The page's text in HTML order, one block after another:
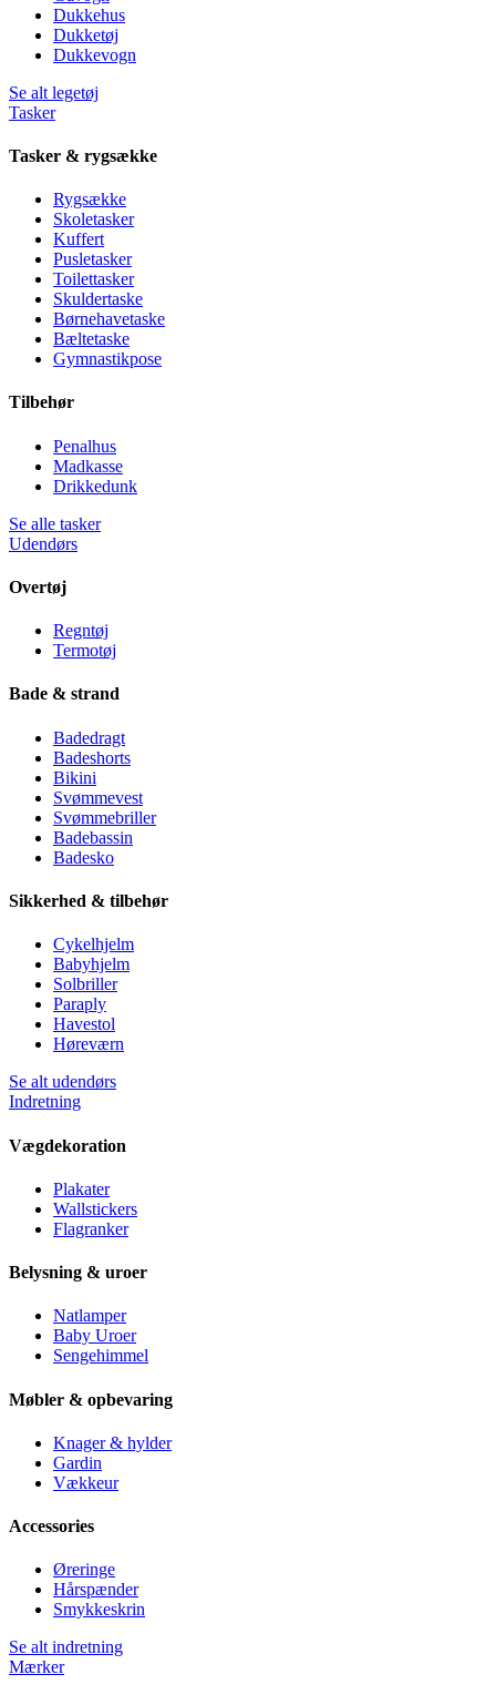
Dukkehus
Dukketøj
Dukkevogn
Se alt legetøj
Tasker
Tasker & rygsække
Rygsække
Skoletasker
Kuffert
Pusletasker
Toilettasker
Skuldertaske
Børnehavetaske
Bæltetaske
Gymnastikpose
Tilbehør
Penalhus
Madkasse
Drikkedunk
Se alle tasker
Udendørs
Overtøj
Regntøj
Termotøj
Bade & strand
Badedragt
Badeshorts
Bikini
Svømmevest
Svømmebriller
Badebassin
Badesko
Sikkerhed & tilbehør
Cykelhjelm
Babyhjelm
Solbriller
Paraply
Havestol
Høreværn
Se alt udendørs
Indretning
Vægdekoration
Plakater
Wallstickers
Flagranker
Belysning & uroer
Natlamper
Baby Uroer
Sengehimmel
Møbler & opbevaring
Knager & hylder
Gardin
Vækkeur
Accessories
Øreringe
Hårspænder
Smykkeskrin
Se alt indretning
Mærker